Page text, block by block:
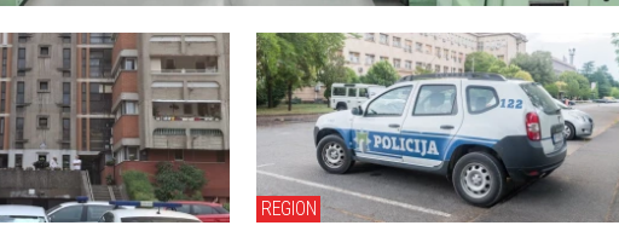
više od 13,6 miliona dinara
REGION